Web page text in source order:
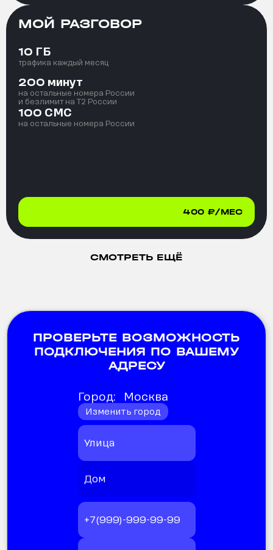
МОЙ РАЗГОВОР
10 ГБ
трафика каждый месяц
200 минут
на остальные номера России
и безлимит на T2 России
100 СМС
на остальные номера России
400 ₽/МЕС
СМОТРЕТЬ ЕЩЁ
ПРОВЕРЬТЕ ВОЗМОЖНОСТЬ
ПОДКЛЮЧЕНИЯ ПО ВАШЕМУ
АДРЕСУ
Город: Москва
Изменить город